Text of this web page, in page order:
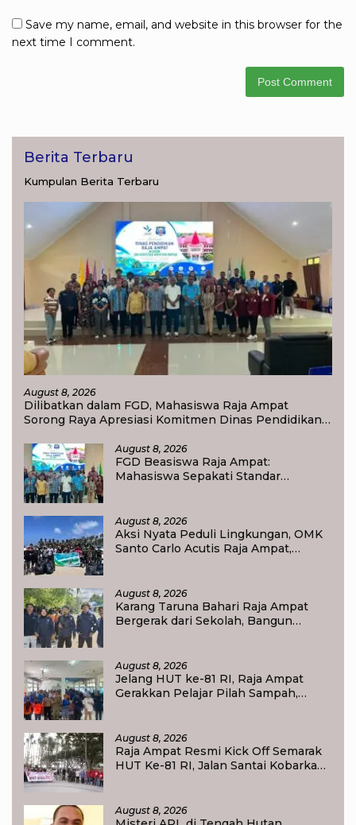
Save my name, email, and website in this browser for the
next time I comment.
Berita Terbaru
Kumpulan Berita Terbaru
August 8, 2026
Dilibatkan dalam FGD, Mahasiswa Raja Ampat
Sorong Raya Apresiasi Komitmen Dinas Pendidikan
August 8, 2026
FGD Beasiswa Raja Ampat:
Mahasiswa Sepakati Standar
August 8, 2026
Aksi Nyata Peduli Lingkungan, OMK
Santo Carlo Acutis Raja Ampat,
August 8, 2026
Karang Taruna Bahari Raja Ampat
Bergerak dari Sekolah, Bangun
August 8, 2026
Jelang HUT ke-81 RI, Raja Ampat
Gerakkan Pelajar Pilah Sampah,
August 8, 2026
Raja Ampat Resmi Kick Off Semarak
HUT Ke-81 RI, Jalan Santai Kobarkan
August 8, 2026